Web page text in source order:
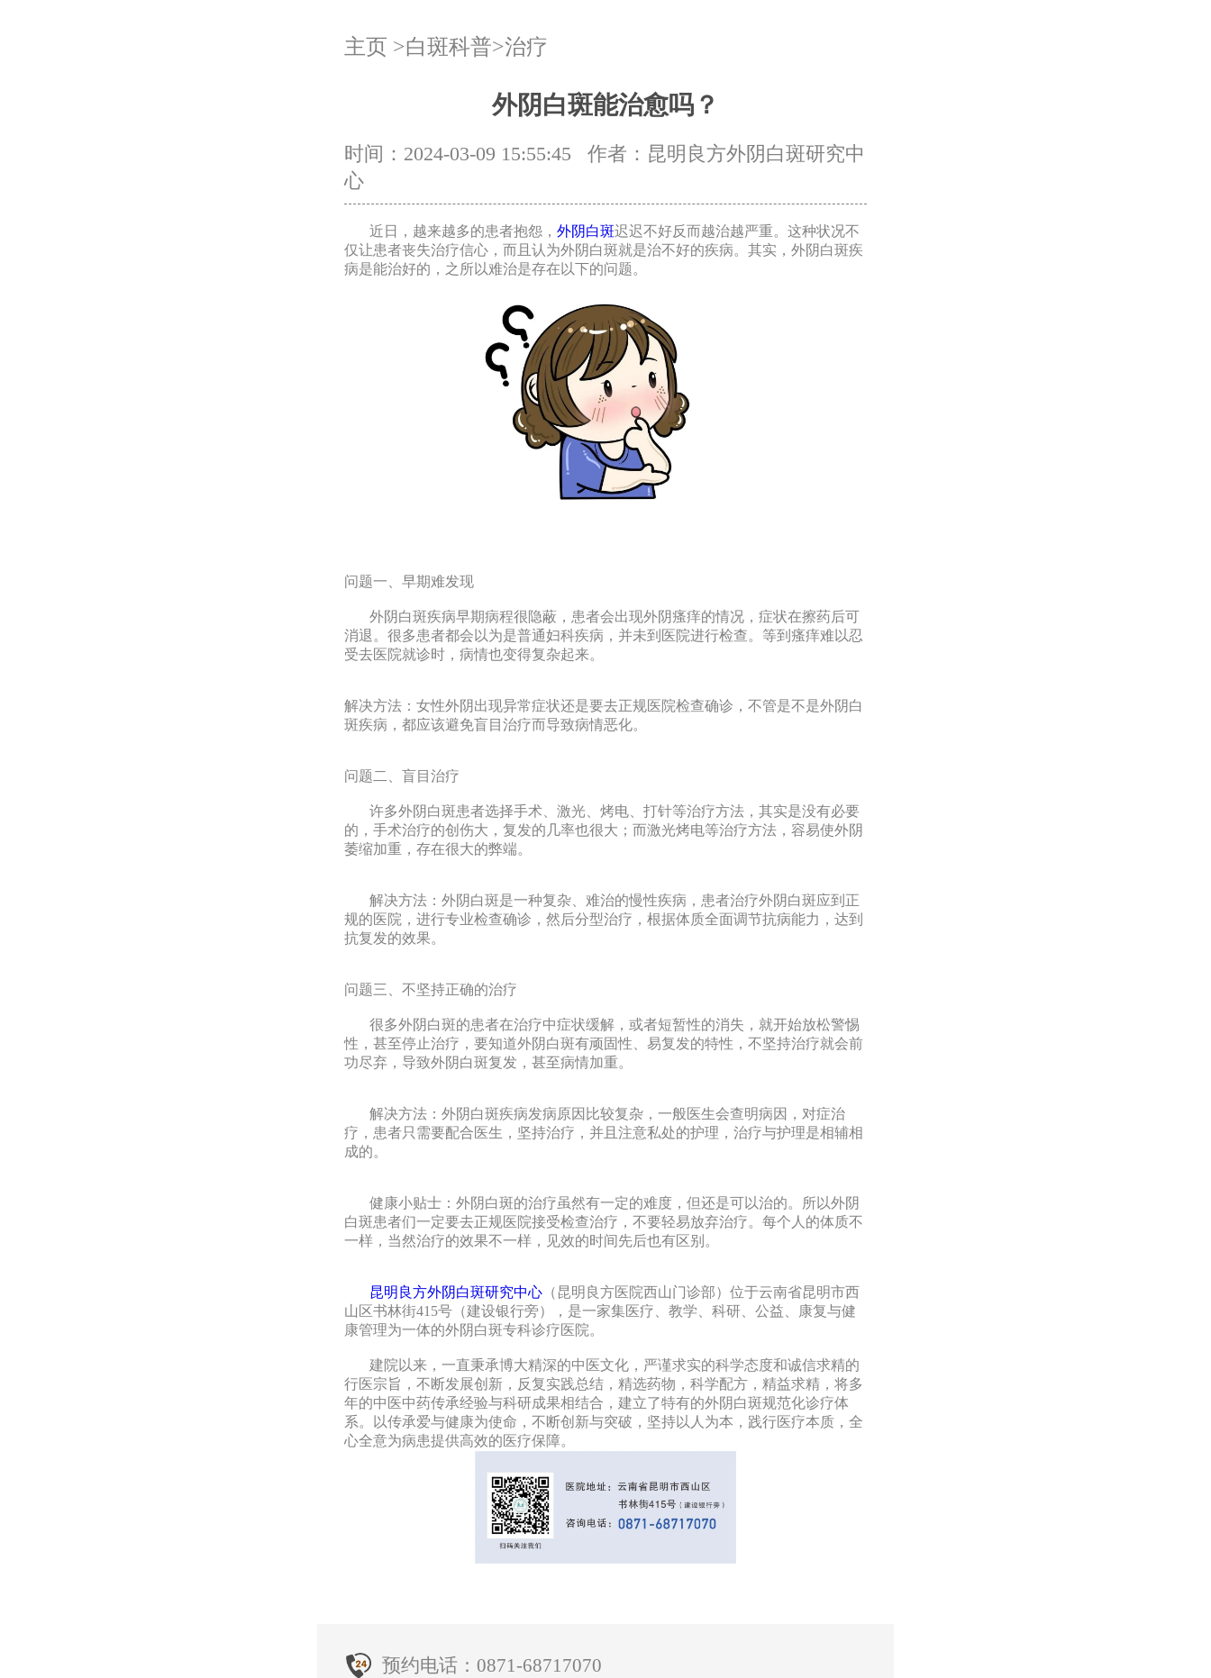
主页 >白斑科普>治疗
外阴白斑能治愈吗？
时间：2024-03-09 15:55:45
作者：昆明良方外阴白斑研究中
心
近日，越来越多的患者抱怨， 外阴白斑迟迟不好反而越治越严重。这种状况不
仅让患者丧失治疗信心，而且认为外阴白斑就是治不好的疾病。其实，外阴白斑疾
病是能治好的，之所以难治是存在以下的问题。
问题一、早期难发现
外阴白斑疾病早期病程很隐蔽，患者会出现外阴瘙痒的情况，症状在擦药后可
消退。很多患者都会以为是普通妇科疾病，并未到医院进行检查。等到瘙痒难以忍
受去医院就诊时，病情也变得复杂起来。
解决方法：女性外阴出现异常症状还是要去正规医院检查确诊，不管是不是外阴白
斑疾病，都应该避免盲目治疗而导致病情恶化。
问题二、盲目治疗
许多外阴白斑患者选择手术、激光、烤电、打针等治疗方法，其实是没有必要
的，手术治疗的创伤大，复发的几率也很大；而激光烤电等治疗方法，容易使外阴
萎缩加重，存在很大的弊端。
解决方法：外阴白斑是一种复杂、难治的慢性疾病，患者治疗外阴白斑应到正
规的医院，进行专业检查确诊，然后分型治疗，根据体质全面调节抗病能力，达到
抗复发的效果。
问题三、不坚持正确的治疗
很多外阴白斑的患者在治疗中症状缓解，或者短暂性的消失，就开始放松警惕
性，甚至停止治疗，要知道外阴白斑有顽固性、易复发的特性，不坚持治疗就会前
功尽弃，导致外阴白斑复发，甚至病情加重。
解决方法：外阴白斑疾病发病原因比较复杂，一般医生会查明病因，对症治
疗，患者只需要配合医生，坚持治疗，并且注意私处的护理，治疗与护理是相辅相
成的。
健康小贴士：外阴白斑的治疗虽然有一定的难度，但还是可以治的。所以外阴
白斑患者们一定要去正规医院接受检查治疗，不要轻易放弃治疗。每个人的体质不
一样，当然治疗的效果不一样，见效的时间先后也有区别。
昆明良方外阴白斑研究中心 （昆明良方医院西山门诊部）位于云南省昆明市西
山区书林街415号（建设银行旁），是一家集医疗、教学、科研、公益、康复与健
康管理为一体的外阴白斑专科诊疗医院。
建院以来，一直秉承博大精深的中医文化，严谨求实的科学态度和诚信求精的
行医宗旨，不断发展创新，反复实践总结，精选药物，科学配方，精益求精，将多
年的中医中药传承经验与科研成果相结合，建立了特有的外阴白斑规范化诊疗体
系。以传承爱与健康为使命，不断创新与突破，坚持以人为本，践行医疗本质，全
心全意为病患提供高效的医疗保障。
预约电话： 0871-68717070